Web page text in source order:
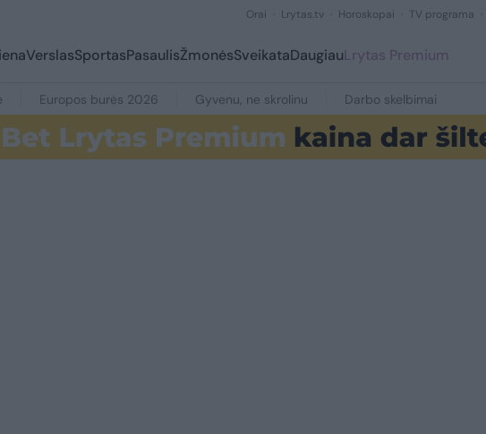
Orai Lrytas.tv Horoskopai TV programa
VerslasSportasPasaulisŽmonėsSveikataDaugiauLrytas Premium
Europos burės 2026 Gyvenu, ne skrolinu Darbo skelbimai